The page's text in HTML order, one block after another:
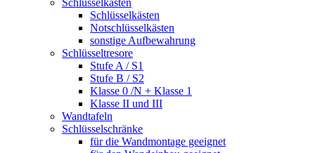
Schlüsselkästen
Schlüsselkästen
Notschlüsselkästen
sonstige Aufbewahrung
Schlüsseltresore
Stufe A / S1
Stufe B / S2
Klasse 0 /N + Klasse 1
Klasse II und III
Wandtafeln
Schlüsselschränke
für die Wandmontage geeignet